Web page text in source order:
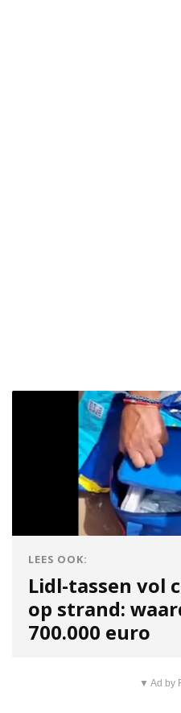
LEES OOK:
Lidl-tassen vol
op strand:
700.000 euro
▼ Ad by